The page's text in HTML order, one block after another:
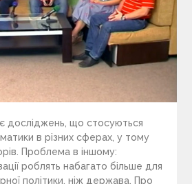
досліджень, що стосуються
в різних сферах, у тому
Проблема в іншому:
роблять набагато більше для
політики, ніж держава. Про